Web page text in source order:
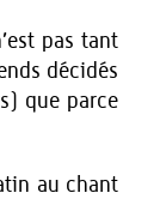
pas tant
décidés
que parce
au chant